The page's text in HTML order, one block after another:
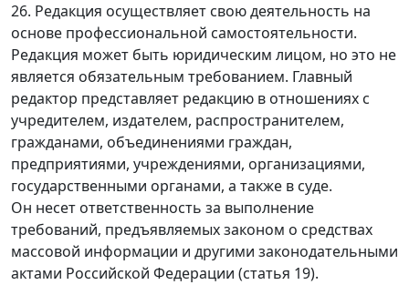
26. Редакция осуществляет свою деятельность на
основе профессиональной самостоятельности.
Редакция может быть юридическим лицом, но это не
является обязательным требованием. Главный
редактор представляет редакцию в отношениях с
учредителем, издателем, распространителем,
гражданами, объединениями граждан,
предприятиями, учреждениями, организациями,
государственными органами, а также в суде.
Он несет ответственность за выполнение
требований, предъявляемых законом о средствах
массовой информации и другими законодательными
актами Российской Федерации (статья 19).